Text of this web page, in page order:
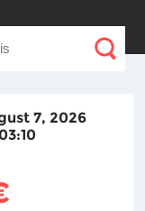
7, 2026
03:10